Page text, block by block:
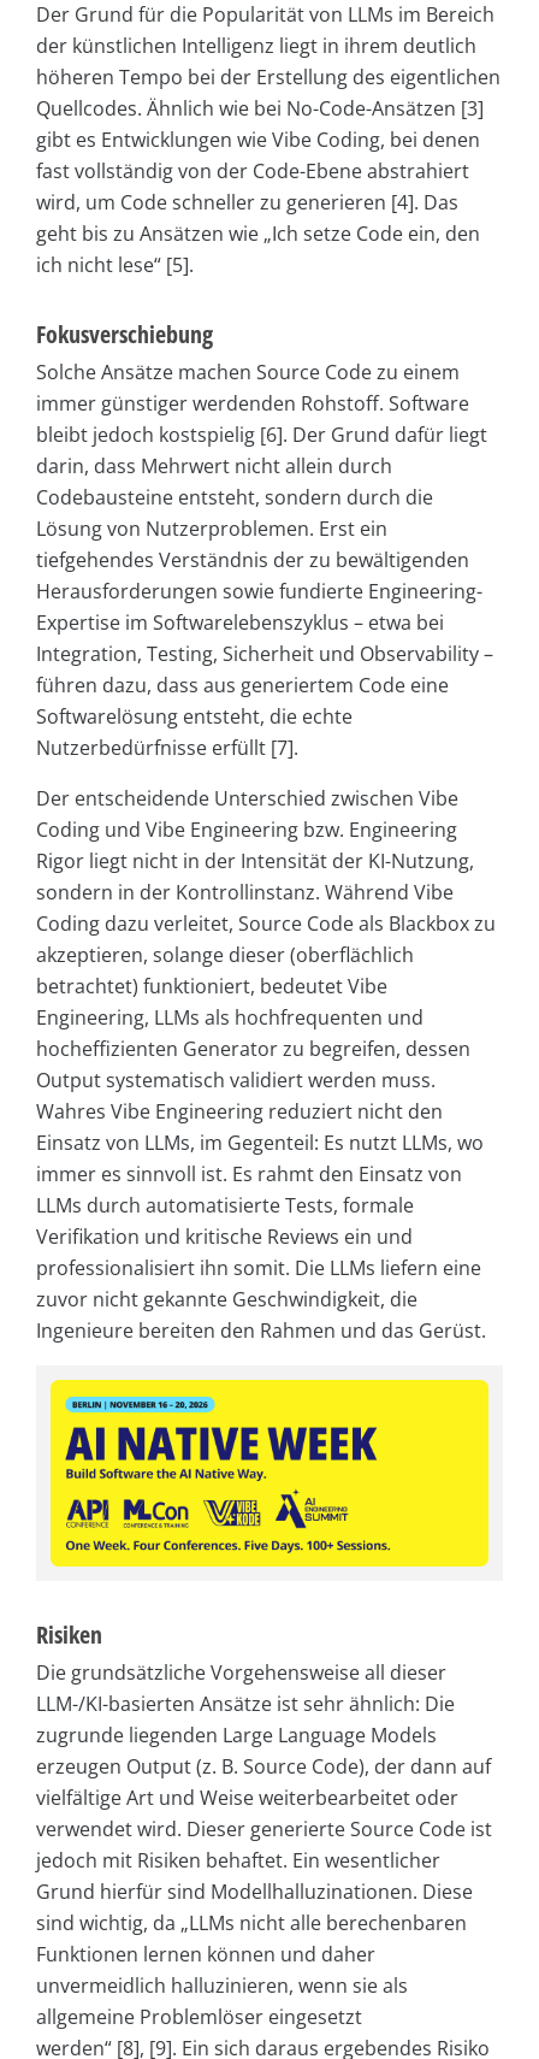
Der Grund für die Popularität von LLMs im Bereich
der künstlichen Intelligenz liegt in ihrem deutlich
höheren Tempo bei der Erstellung des eigentlichen
Quellcodes. Ähnlich wie bei No-Code-Ansätzen [3]
gibt es Entwicklungen wie Vibe Coding, bei denen
fast vollständig von der Code-Ebene abstrahiert
wird, um Code schneller zu generieren [4]. Das
geht bis zu Ansätzen wie „Ich setze Code ein, den
ich nicht lese“ [5].
Fokusverschiebung
Solche Ansätze machen Source Code zu einem
immer günstiger werdenden Rohstoff. Software
bleibt jedoch kostspielig [6]. Der Grund dafür liegt
darin, dass Mehrwert nicht allein durch
Codebausteine entsteht, sondern durch die
Lösung von Nutzerproblemen. Erst ein
tiefgehendes Verständnis der zu bewältigenden
Herausforderungen sowie fundierte Engineering-
Expertise im Softwarelebenszyklus – etwa bei
Integration, Testing, Sicherheit und Observability –
führen dazu, dass aus generiertem Code eine
Softwarelösung entsteht, die echte
Nutzerbedürfnisse erfüllt [7].
Der entscheidende Unterschied zwischen Vibe
Coding und Vibe Engineering bzw. Engineering
Rigor liegt nicht in der Intensität der KI-Nutzung,
sondern in der Kontrollinstanz. Während Vibe
Coding dazu verleitet, Source Code als Blackbox zu
akzeptieren, solange dieser (oberflächlich
betrachtet) funktioniert, bedeutet Vibe
Engineering, LLMs als hochfrequenten und
hocheffizienten Generator zu begreifen, dessen
Output systematisch validiert werden muss.
Wahres Vibe Engineering reduziert nicht den
Einsatz von LLMs, im Gegenteil: Es nutzt LLMs, wo
immer es sinnvoll ist. Es rahmt den Einsatz von
LLMs durch automatisierte Tests, formale
Verifikation und kritische Reviews ein und
professionalisiert ihn somit. Die LLMs liefern eine
zuvor nicht gekannte Geschwindigkeit, die
Ingenieure bereiten den Rahmen und das Gerüst.
Risiken
Die grundsätzliche Vorgehensweise all dieser
LLM-/KI-basierten Ansätze ist sehr ähnlich: Die
zugrunde liegenden Large Language Models
erzeugen Output (z. B. Source Code), der dann auf
vielfältige Art und Weise weiterbearbeitet oder
verwendet wird. Dieser generierte Source Code ist
jedoch mit Risiken behaftet. Ein wesentlicher
Grund hierfür sind Modellhalluzinationen. Diese
sind wichtig, da „LLMs nicht alle berechenbaren
Funktionen lernen können und daher
unvermeidlich halluzinieren, wenn sie als
allgemeine Problemlöser eingesetzt
werden“ [8], [9]. Ein sich daraus ergebendes Risiko